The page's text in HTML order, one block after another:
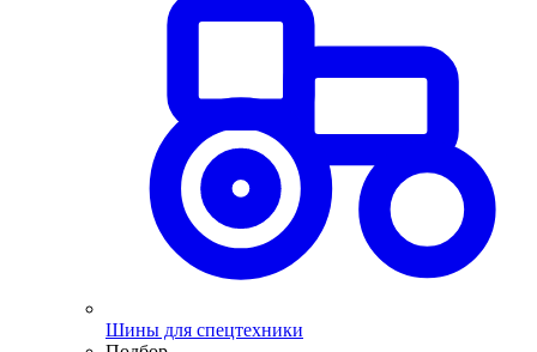
Шины для спецтехники